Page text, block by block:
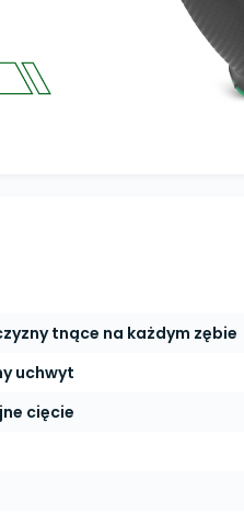
tnące na każdym zębie
uchwyt
cięcie